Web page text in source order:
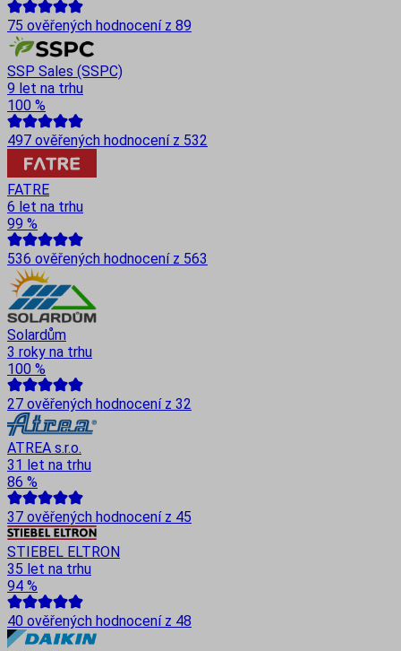
75 ověřených hodnocení z 89
SSP Sales (SSPC)
9 let na trhu
100 %
497 ověřených hodnocení z 532
FATRE
6 let na trhu
99 %
536 ověřených hodnocení z 563
Solardům
3 roky na trhu
100 %
27 ověřených hodnocení z 32
ATREA s.r.o.
31 let na trhu
86 %
37 ověřených hodnocení z 45
STIEBEL ELTRON
35 let na trhu
94 %
40 ověřených hodnocení z 48